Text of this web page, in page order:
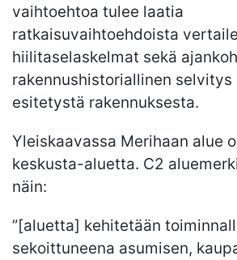
vaihtoehtoa tulee laatia
ratkaisuvaihtoehdoista
hiilitaselaskelmat sekä
rakennushistoriallinen
esitetystä rakennuksesta.
Yleiskaavassa Merihaan alue
keskusta-aluetta. C2
näin:
”[aluetta] kehitetään
sekoittuneena asumisen,